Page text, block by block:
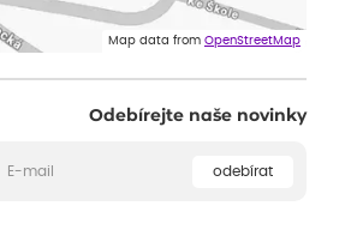
Map data from OpenStreetMap
Odebírejte naše novinky
odebírat